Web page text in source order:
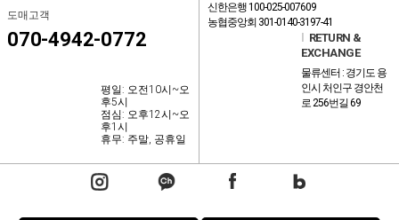
도매고객
070-4942-0772
평일: 오전10시~오
후5시
점심: 오후12시~오
후1시
휴무: 주말, 공휴일
신한은행 100-025-007609
농협중앙회 301-0140-3197-41
RETURN &
EXCHANGE
물류센터 : 경기도 용
인시 처인구 경안천
로 256번길 69